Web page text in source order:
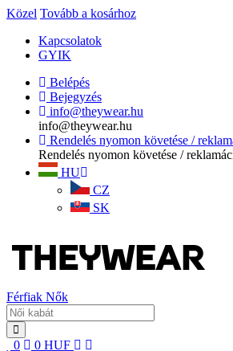
Közel Tovább a kosárhoz
Kapcsolatok
GYIK
Belépés
Bejegyzés
info@theywear.hu
info@theywear.hu
Rendelés nyomon követése /
Rendelés nyomon követése /
HU
CZ
SK
Férfiak Nők
0 0 HUF